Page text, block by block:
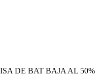
DE BAT BAJA AL 50%